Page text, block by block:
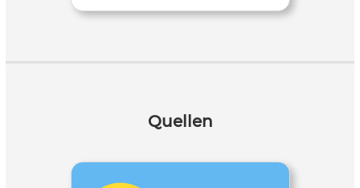
Quellen